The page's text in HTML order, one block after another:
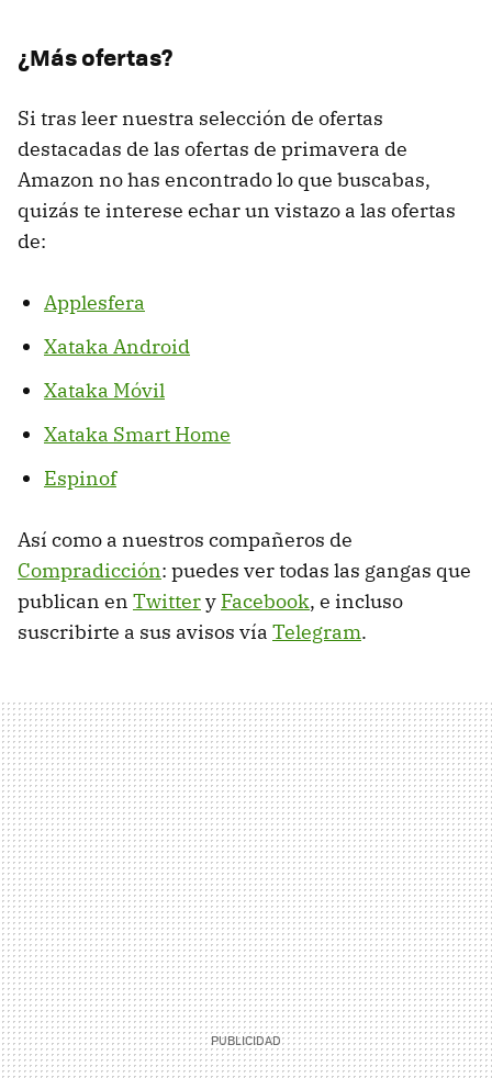
¿Más ofertas?
Si tras leer nuestra selección de ofertas
destacadas de las ofertas de primavera de
Amazon no has encontrado lo que buscabas,
quizás te interese echar un vistazo a las ofertas
de:
Applesfera
Xataka Android
Xataka Móvil
Xataka Smart Home
Espinof
Así como a nuestros compañeros de
Compradicción: puedes ver todas las gangas que
publican en Twittery Facebook, e incluso
suscribirte a sus avisos vía Telegram.